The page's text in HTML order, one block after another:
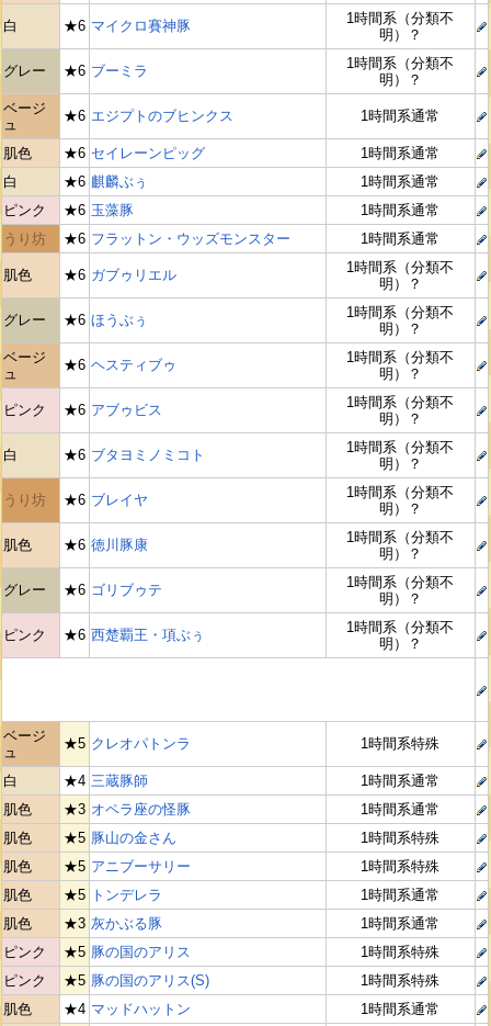
白 ★6 マイクロ賽神豚
1時間系（分類不
明）？
グレー ★6 ブーミラ
1時間系（分類不
明）？
ベージ
ュ
★6 エジプトのブヒンクス 1時間系通常
肌色 ★6 セイレーンピッグ
1時間系通常
白
★6 麒麟ぶぅ
1時間系通常
ピンク
★6 玉藻豚
1時間系通常
うり坊
★6 フラットン・ウッズモンスター 1時間系通常
肌色 ★6 ガブゥリエル
1時間系（分類不
明）？
グレー ★6 ほうぶぅ
1時間系（分類不
明）？
ベージ
ュ
★6 ヘスティブゥ
1時間系（分類不
明）？
ピンク ★6 アブゥビス
1時間系（分類不
明）？
白 ★6 ブタヨミノミコト
1時間系（分類不
明）？
うり坊 ★6 ブレイヤ
1時間系（分類不
明）？
肌色 ★6 徳川豚康
1時間系（分類不
明）？
グレー ★6 ゴリブゥテ
1時間系（分類不
明）？
ピンク ★6 西楚覇王・項ぶぅ
1時間系（分類不
明）？
ベージ
ュ
★5 クレオパトンラ 1時間系特殊
白 ★4 三蔵豚師
1時間系通常
肌色
★3 オペラ座の怪豚
1時間系通常
肌色
★5 豚山の金さん
1時間系特殊
肌色
★5 アニブーサリー
1時間系特殊
肌色
★5 トンデレラ
1時間系通常
肌色
★3 灰かぶる豚
1時間系通常
ピンク
★5 豚の国のアリス
1時間系特殊
ピンク
★5 豚の国のアリス(S)
1時間系特殊
肌色
★4 マッドハットン 1時間系通常